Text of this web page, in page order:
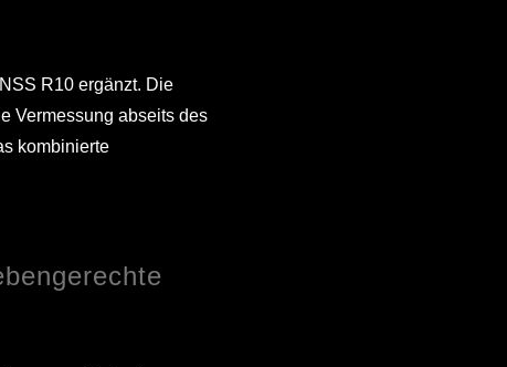
R10 ergänzt. Die
Vermessung abseits des
kombinierte